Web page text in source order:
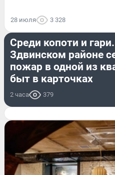
28 июля 3 328
ПРОИСШЕСТВИЯ
Среди копоти и
Здвинском районе
пожар в одной из
быт в карточках
2 часа 379